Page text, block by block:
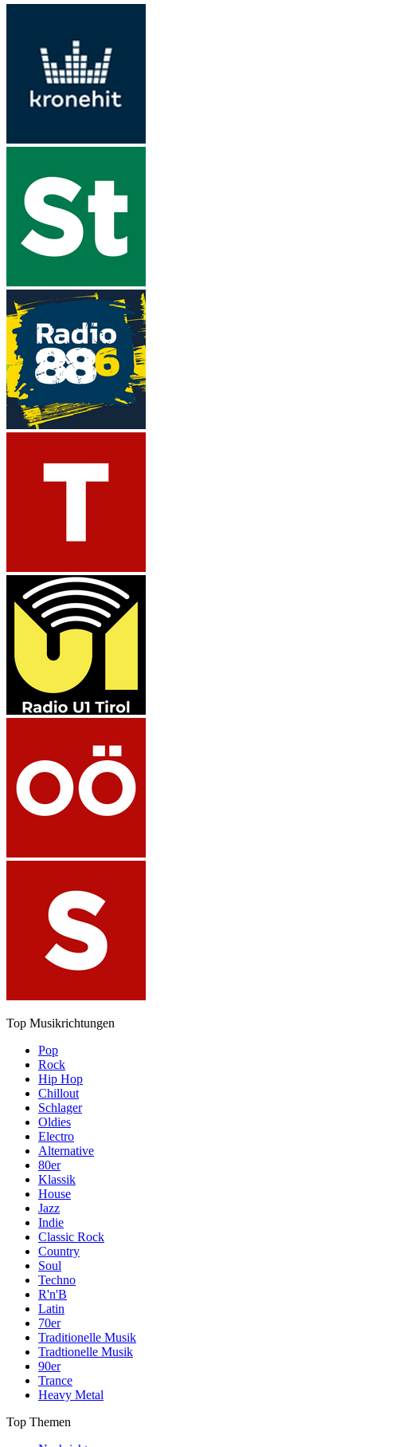
Top Musikrichtungen
Pop
Rock
Hip Hop
Chillout
Schlager
Oldies
Electro
Alternative
80er
Klassik
House
Jazz
Indie
Classic Rock
Country
Soul
Techno
R'n'B
Latin
70er
Traditionelle Musik
Tradtionelle Musik
90er
Trance
Heavy Metal
Top Themen